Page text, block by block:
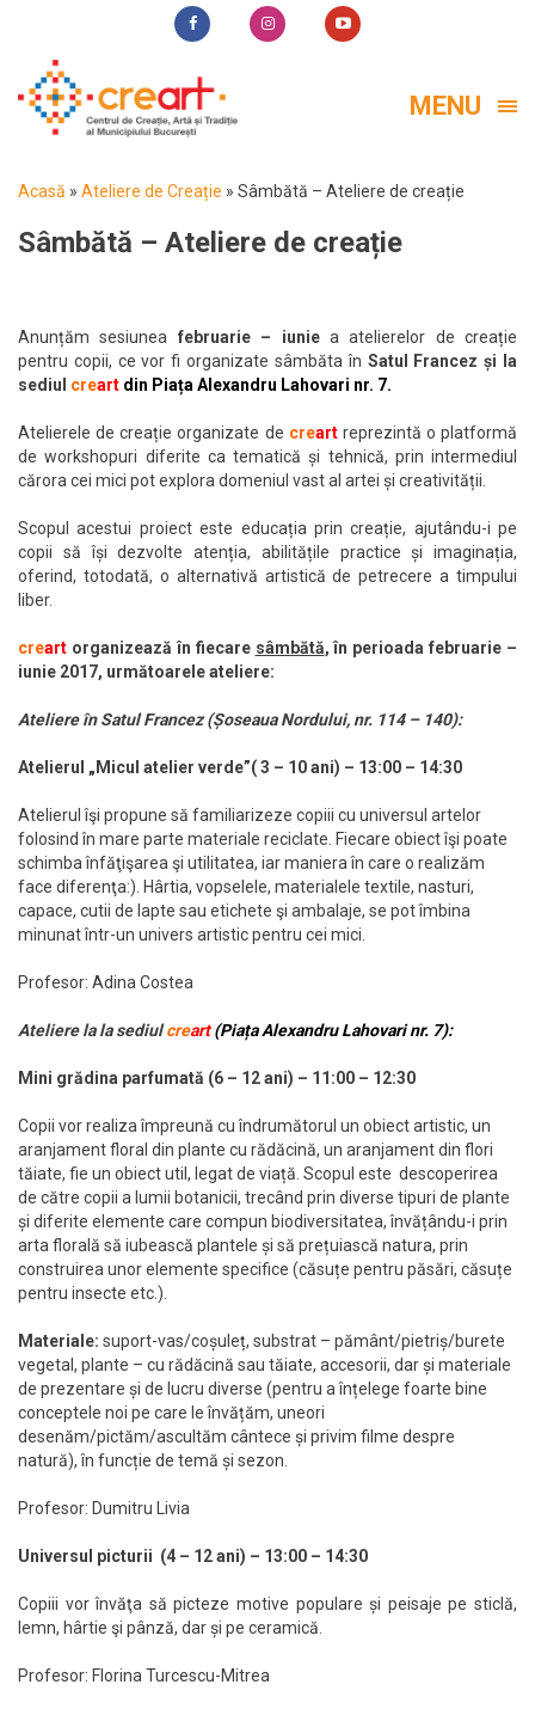
MENU
Acasă » Ateliere de Creație » Sâmbătă – Ateliere de creație
Sâmbătă – Ateliere de creație
Anunțăm sesiunea februarie – iuniea atelierelor de creație
pentru copii, ce vor fi organizate sâmbăta în Satul Francez și la
sediul creart din Piața Alexandru Lahovari nr. 7.
Atelierele de creație organizate de creart reprezintă o platformă
de workshopuri diferite ca tematică și tehnică, prin intermediul
cărora cei mici pot explora domeniul vast al artei și creativității.
Scopul acestui proiect este educația prin creație, ajutându-i pe
copii să își dezvolte atenția, abilitățile practice și imaginația,
oferind, totodată, o alternativă artistică de petrecere a timpului
liber.
creart organizează în fiecare sâmbătă, în perioada februarie –
iunie 2017, următoarele ateliere:
Ateliere în Satul Francez (Șoseaua Nordului, nr. 114 – 140):
Atelierul „Micul atelier verde”( 3 – 10 ani) – 13:00 – 14:30
Atelierul îşi propune să familiarizeze copiii cu universul artelor
folosind în mare parte materiale reciclate. Fiecare obiect îşi poate
schimba înfăţişarea şi utilitatea, iar maniera în care o realizăm
face diferenţa:). Hârtia, vopselele, materialele textile, nasturi,
capace, cutii de lapte sau etichete şi ambalaje, se pot îmbina
minunat într-un univers artistic pentru cei mici.
Profesor: Adina Costea
Ateliere la la sediulcreart(Piața Alexandru Lahovari nr. 7):
Mini grădina parfumată (6 – 12 ani) – 11:00 – 12:30
Copii vor realiza împreună cu îndrumătorul un obiect artistic, un
aranjament floral din plante cu rădăcină, un aranjament din flori
tăiate, fie un obiect util, legat de viață. Scopul este descoperirea
de către copii a lumii botanicii, trecând prin diverse tipuri de plante
și diferite elemente care compun biodiversitatea, învățându-i prin
arta florală să iubească plantele și să prețuiască natura, prin
construirea unor elemente specifice (căsuțe pentru păsări, căsuțe
pentru insecte etc.).
Materiale: suport-vas/coșuleț, substrat – pământ/pietriș/burete
vegetal, plante – cu rădăcină sau tăiate, accesorii, dar și materiale
de prezentare și de lucru diverse (pentru a înțelege foarte bine
conceptele noi pe care le învățăm, uneori
desenăm/pictăm/ascultăm cântece și privim filme despre
natură), în funcție de temă și sezon.
Profesor: Dumitru Livia
Universul picturii (4 – 12 ani) – 13:00 – 14:30
Copiii vor învăţa să picteze motive populare și peisaje pe sticlă,
lemn, hârtie şi pânză, dar și pe ceramică.
Profesor: Florina Turcescu-Mitrea